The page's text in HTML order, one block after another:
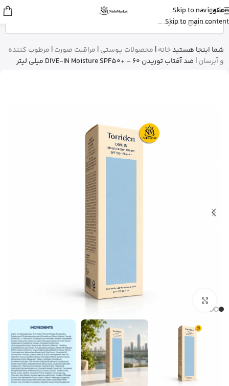
Skip to navigation
Skip to main content
منو
شما اینجا هستیدخانه| محصولات پوستی| مراقبت صورت| مرطوب کننده
و آبرسان| ضد آفتاب توریدن DIVE-IN Moisture SPF50+ – 60 میلی لیتر
برای بزرگنمایی کلیک کنید
عسلاز تهران
استیک ضد آفتاب نامرئی ایزدین رو خرید
13 دقیقه پیش